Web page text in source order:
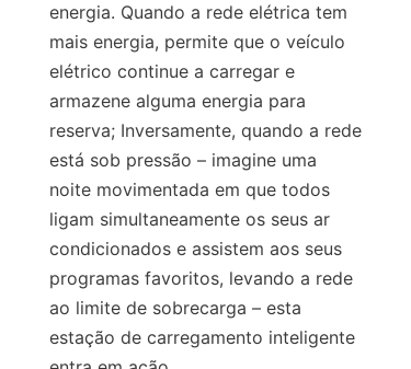
energia. Quando a rede elétrica tem
mais energia, permite que o veículo
elétrico continue a carregar e
armazene alguma energia para
reserva; Inversamente, quando a rede
está sob pressão – imagine uma
noite movimentada em que todos
ligam simultaneamente os seus ar
condicionados e assistem aos seus
programas favoritos, levando a rede
ao limite de sobrecarga – esta
estação de carregamento inteligente